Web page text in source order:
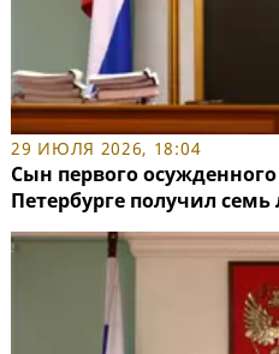
29 ИЮЛЯ 2026, 18:04
Сын первого
Петербурге получил